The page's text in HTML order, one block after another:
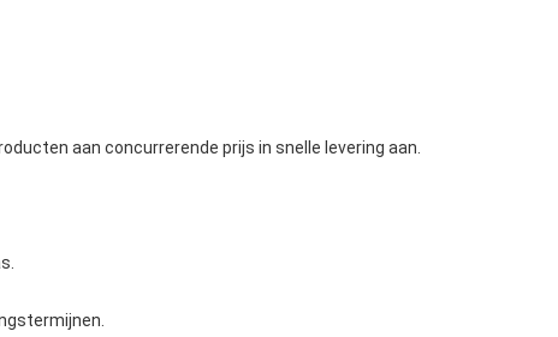
aan concurrerende prijs in snelle levering aan.